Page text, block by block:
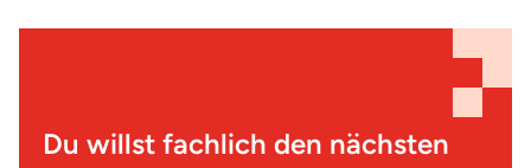
Du willst fachlich den nächsten